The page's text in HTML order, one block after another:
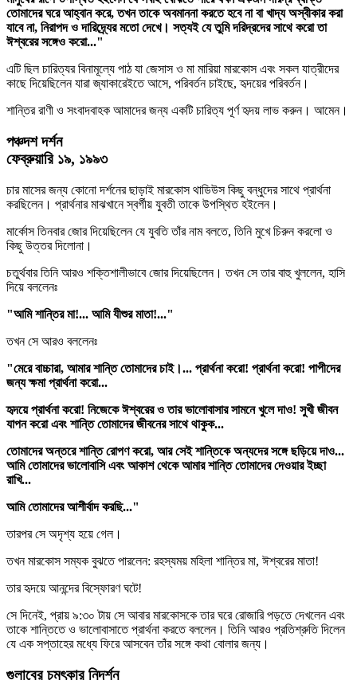
তোমাদের ঘরে আহ্বান করে, তখন তাকে অবমাননা করতে হবে না বা খাদ্য অস্বীকার করা
যাবে না, নিরাপদ ও দারিদ্র্যের মতো দেখে। সত্যই যে তুমি দরিদ্রদের সাথে করো তা
ঈশ্বরের সঙ্গেও করো..."
এটি ছিল চারিত্যর বিনামূল্যে পাঠ যা জেসাস ও মা মারিয়া মারকোস এবং সকল যাত্রীদের
কাছে দিয়েছিলেন যারা জ্যাকারেইতে আসে, পরিবর্তন চাইছে, হৃদয়ের পরিবর্তন।
শান্তির রাণী ও সংবাদবাহক আমাদের জন্য একটি চারিত্য পূর্ণ হৃদয় লাভ করুন। আমেন।
পঞ্চদশ দর্শন
ফেব্রুয়ারি ১৯, ১৯৯৩
চার মাসের জন্য কোনো দর্শনের ছাড়াই মারকোস থাডিউস কিছু বন্ধুদের সাথে প্রার্থনা
করছিলেন। প্রার্থনার মাঝখানে স্বর্গীয় যুবতী তাকে উপস্থিত হইলেন।
মার্কোস তিনবার জোর দিয়েছিলেন যে যুবতি তাঁর নাম বলতে, তিনি মুখে চিরুন করলো ও
কিছু উত্তর দিলোনা।
চতুর্থবার তিনি আরও শক্তিশালীভাবে জোর দিয়েছিলেন। তখন সে তার বাহু খুললেন, হাসি
দিয়ে বললেনঃ
"আমি শান্তির মা!... আমি যীশুর মাতা!..."
তখন সে আরও বললেনঃ
"মেরে বাচ্চারা, আমার শান্তি তোমাদের চাই।... প্রার্থনা করো! প্রার্থনা করো! পাপীদের
জন্য ক্ষমা প্রার্থনা করো...
হৃদয়ে প্রার্থনা করো! নিজেকে ঈশ্বরের ও তার ভালোবাসার সামনে খুলে দাও! সুখী জীবন
যাপন করো এবং শান্তি তোমাদের জীবনের সাথে থাকুক...
তোমাদের অন্তরে শান্তি রোপণ করো, আর সেই শান্তিকে অন্যদের সঙ্গে ছড়িয়ে দাও...
আমি তোমাদের ভালোবাসি এবং আকাশ থেকে আমার শান্তি তোমাদের দেওয়ার ইচ্ছা
রাখি...
আমি তোমাদের আশীর্বাদ করছি..."
তারপর সে অদৃশ্য হয়ে গেল।
তখন মারকোস সম্যক বুঝতে পারলেন: রহস্যময় মহিলা শান্তির মা, ঈশ্বরের মাতা!
তার হৃদয়ে আনন্দের বিস্ফোরণ ঘটে!
সে দিনেই, প্রায় ৯:৩০ টায় সে আবার মারকোসকে তার ঘরে রোজারি পড়তে দেখলেন এবং
তাকে শান্তিতে ও ভালোবাসাতে প্রার্থনা করতে বললেন। তিনি আরও প্রতিশ্রুতি দিলেন
যে এক সপ্তাহের মধ্যে ফিরে আসবেন তাঁর সঙ্গে কথা বোলার জন্য।
গুলাবের চমৎকার নিদর্শন